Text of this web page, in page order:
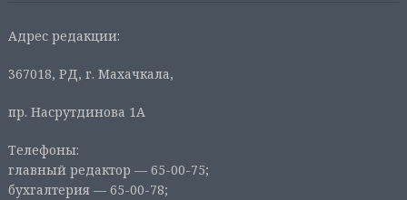
Адрес редакции:
367018, РД, г. Махачкала,
пр. Насрутдинова 1А
Телефоны:
главный редактор — 65-00-75;
бухгалтерия — 65-00-78;